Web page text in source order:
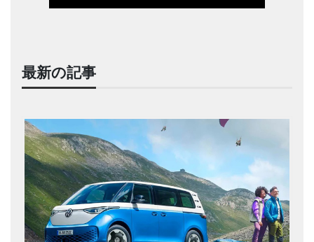
最新の記事